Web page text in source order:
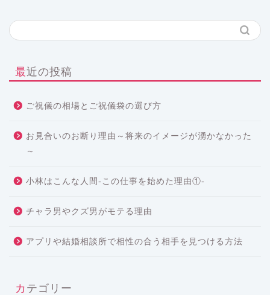
最近の投稿
ご祝儀の相場とご祝儀袋の選び方
お見合いのお断り理由～将来のイメージが湧かなかった
～
小林はこんな人間-この仕事を始めた理由①-
チャラ男やクズ男がモテる理由
アプリや結婚相談所で相性の合う相手を見つける方法
カテゴリー